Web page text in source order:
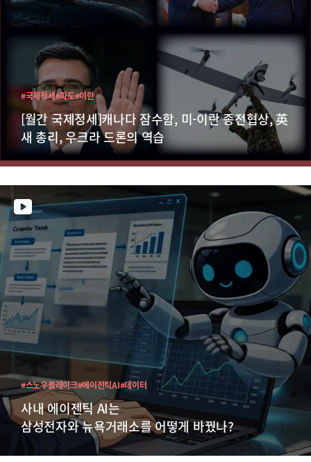
[월간 국제정세]캐나다 잠수함, 미-이란 종전협상, 英
새 총리, 우크라 드론의 역습
#국제정세#파도#이란
사내 에이젠틱 AI는
삼성전자와 뉴욕거래소를 어떻게 바꿨나?
#스노우플레이크#에이전틱AI#데이터